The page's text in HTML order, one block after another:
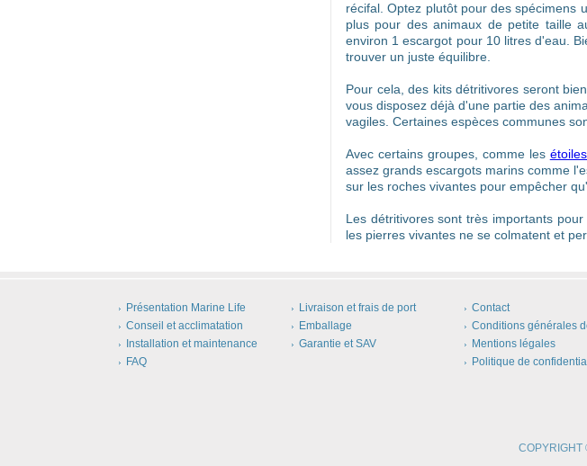
récifal. Optez plutôt pour des spécimens
plus pour des animaux de petite taille
environ 1 escargot pour 10 litres d'eau.
trouver un juste équilibre.
Pour cela, des kits détritivores seront
vous disposez déjà d'une partie des
vagiles. Certaines espèces communes
Avec certains groupes, comme les
assez grands escargots marins comme
sur les roches vivantes pour empêcher
Les détritivores sont très importants
les pierres vivantes ne se colmatent et
Présentation Marine Life
Conseil et acclimatation
Installation et maintenance
FAQ
Livraison et frais de port
Emballage
Garantie et SAV
Contact
Conditions générales
Mentions légales
Politique de
COPYRIGHT